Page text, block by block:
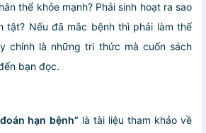
thể khỏe mạnh? Phải sinh hoạt ra sao
tật? Nếu đã mắc bệnh thì phải làm thế
chính là những tri thức mà cuốn sách
bạn đọc.
hạn bệnh” là tài liệu tham khảo về